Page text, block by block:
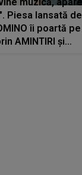
Piesa lansată de
îi poartă pe
AMINTIRI și